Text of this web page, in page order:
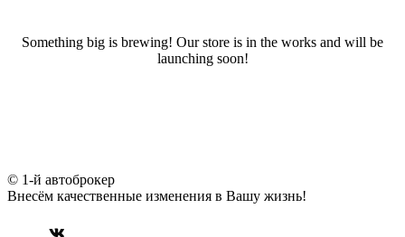
Something big is brewing! Our store is in the works and will be
launching soon!
© 1-й автоброкер
Внесём качественные изменения в Вашу жизнь!